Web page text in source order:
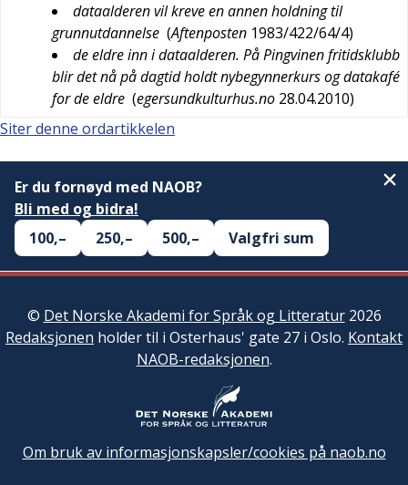
dataalderen vil kreve en annen holdning til
grunnutdannelse (Aftenposten 1983/422/64/4)
de eldre inn i dataalderen. På Pingvinen fritidsklubb
blir det nå på dagtid holdt nybegynnerkurs og datakafé
for de eldre (egersundkulturhus.no 28.04.2010)
Siter denne ordartikkelen
Er du fornøyd med NAOB?
Bli med og bidra!
100,–
250,– 500,– Valgfri sum
© Det Norske Akademi for Språk og Litteratur2026
Redaksjonen holder til i Osterhaus' gate 27 i Oslo. Kontakt
NAOB-redaksjonen.
Om bruk av informasjonskapsler/cookies på naob.no